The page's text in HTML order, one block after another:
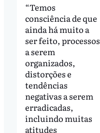
“Temos
consciência de que
ainda há muito a
ser feito, processos
a serem
organizados,
distorções e
tendências
negativas a serem
erradicadas,
incluindo muitas
atitudes